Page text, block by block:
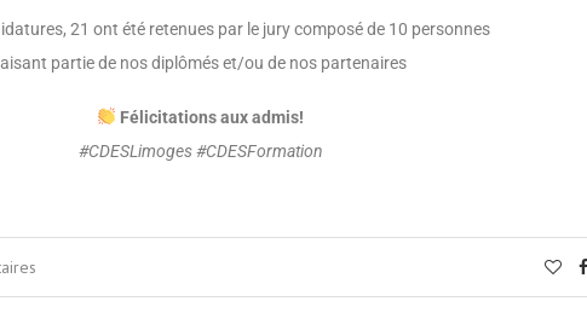
21 ont été retenues par le jury composé de 10 personnes
partie de nos diplômés et/ou de nos partenaires
Félicitations aux admis!
#CDESLimoges#CDESFormation